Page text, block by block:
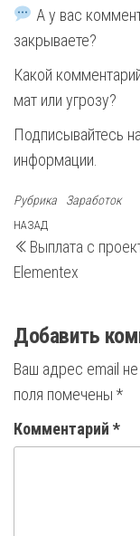
А у вас
закрываете?
Какой
мат или угрозу?
Подписывайтесь
информации.
Рубрика Заработок
Навигация
по
Предыдущая
запись
НАЗАД
Выплата с
Elementex
Добавить
Ваш адрес email не
поля помечены *
Комментарий *